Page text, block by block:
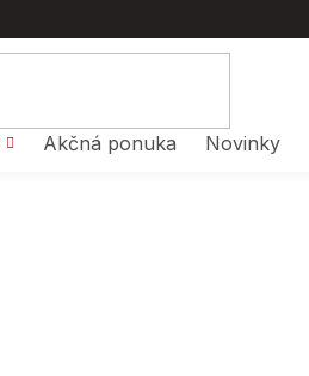
Akčná ponuka Novinky